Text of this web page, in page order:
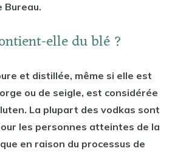
Bureau.
elle du blé ?
et distillée, même si elle est
ou de seigle, est considérée
La plupart des vodkas sont
les personnes atteintes de la
en raison du processus de